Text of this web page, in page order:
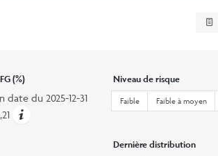
(%)
date du 2025-12-31
Niveau de risque
Faible Faible à moyen
Dernière distribution